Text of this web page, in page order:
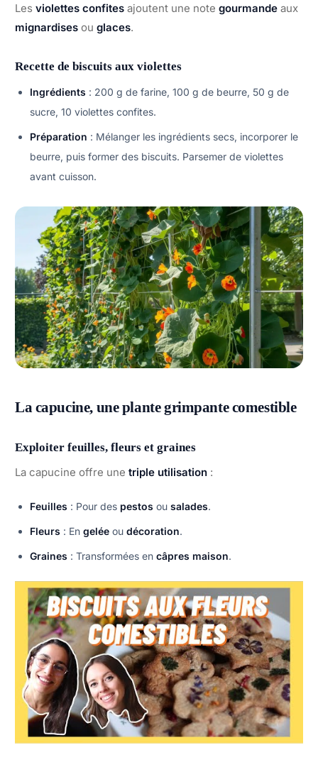
Les violettes confites ajoutent une note gourmande aux
mignardises ou glaces.
Recette de biscuits aux violettes
Ingrédients : 200 g de farine, 100 g de beurre, 50 g de
sucre, 10 violettes confites.
Préparation : Mélanger les ingrédients secs, incorporer le
beurre, puis former des biscuits. Parsemer de violettes
avant cuisson.
La capucine, une plante grimpante comestible
Exploiter feuilles, fleurs et graines
La capucine offre une triple utilisation :
Feuilles : Pour des pestos ou salades.
Fleurs : En gelée ou décoration.
Graines : Transformées en câpres maison.